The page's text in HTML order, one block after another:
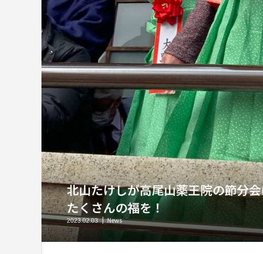
北山たけしが高尾山薬王院の節分
たくさんの福を！
2023.02.03 News